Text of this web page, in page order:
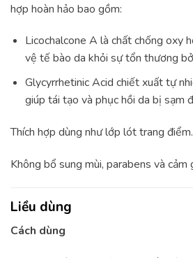
hợp hoàn hảo bao gồm:
Licochalcone A là chất chống oxy
vệ tế bào da khỏi sự tổn thương
Glycyrrhetinic Acid chiết xuất tự
giúp tái tạo và phục hồi da bị sạm
Thích hợp dùng như lớp lót trang điểm.
Không bổ sung mùi, parabens và cảm
Liều dùng
Cách dùng